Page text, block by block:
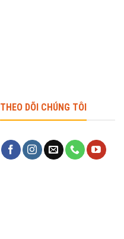
THEO DÕI CHÚNG TÔI